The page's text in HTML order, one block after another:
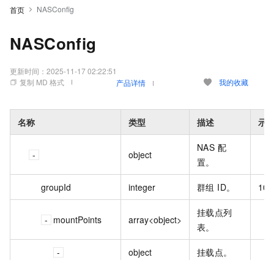
首页 NASConfig
NASConfig
更新时间： 2025-11-17 02:22:51
复制 MD 格式
产品详情 我的收藏
名称 类型 描述 示
object
NAS 配
置。
groupId integer 群组 ID。 100
mountPoints array<object>
挂载点列
表。
object 挂载点。